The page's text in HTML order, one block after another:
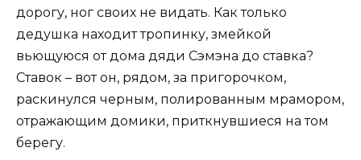
дорогу, ног своих не видать. Как только
дедушка находит тропинку, змейкой
вьющуюся от дома дяди Сэмэна до ставка?
Ставок – вот он, рядом, за пригорочком,
раскинулся черным, полированным мрамором,
отражающим домики, приткнувшиеся на том
берегу.